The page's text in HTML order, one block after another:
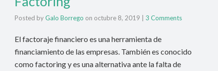
Posted byGalo Borrego on octubre 8, 2019 3 Comments
El factoraje financiero es una herramienta de
financiamiento de las empresas. También es conocido
como factoring y es una alternativa ante la falta de